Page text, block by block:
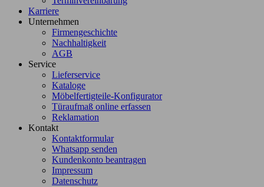
Karriere
Unternehmen
Firmengeschichte
Nachhaltigkeit
AGB
Service
Lieferservice
Kataloge
Möbelfertigteile-Konfigurator
Türaufmaß online erfassen
Reklamation
Kontakt
Kontaktformular
Whatsapp senden
Kundenkonto beantragen
Impressum
Datenschutz